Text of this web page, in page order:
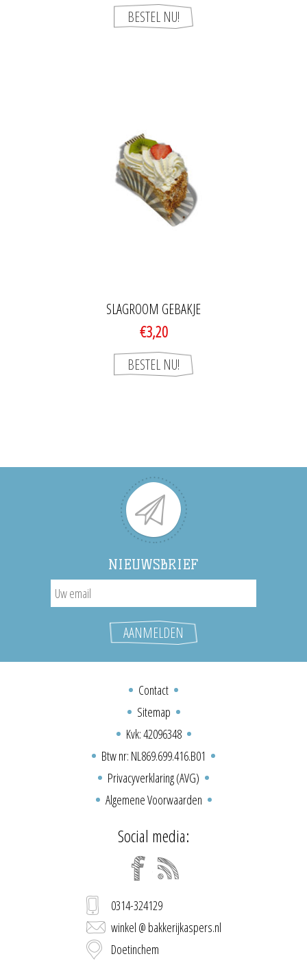
SLAGROOM GEBAKJE
€3,20
NIEUWSBRIEF
Contact
Sitemap
Kvk: 42096348
Btw nr: NL869.699.416.B01
Privacyverklaring (AVG)
Algemene Voorwaarden
Social media:
0314-324129
winkel @ bakkerijkaspers.nl
Doetinchem